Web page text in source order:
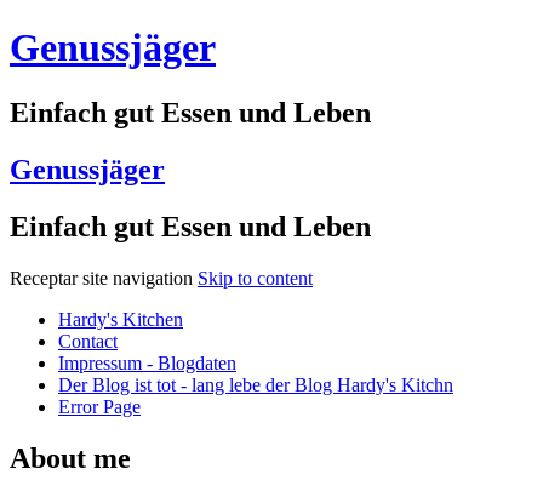
Genussjäger
Einfach gut Essen und Leben
Genussjäger
Einfach gut Essen und Leben
Receptar site navigation Skip to content
Hardy's Kitchen
Contact
Impressum - Blogdaten
Der Blog ist tot - lang lebe der Blog Hardy's Kitchn
Error Page
About me